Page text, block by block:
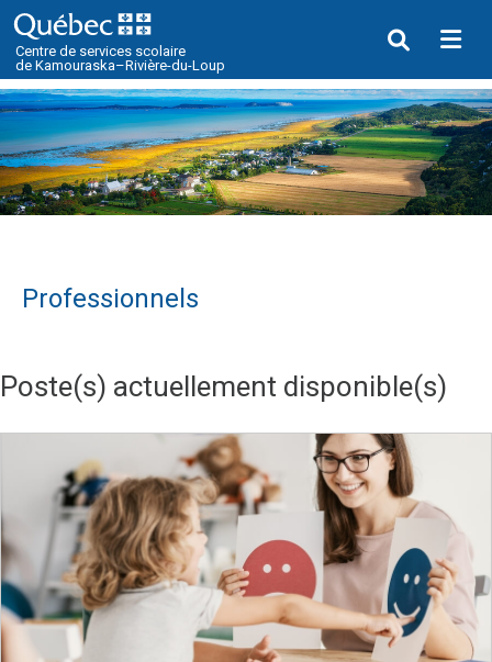
Professionnels
Poste(s) actuellement disponible(s)
Centre de services scolaire
de Kamouraska–Rivière-du-Loup